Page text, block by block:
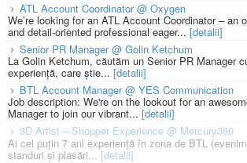
ATL Account Coordinator @ Oxygen
We’re looking for an ATL Account Coordinator – an
and detail-oriented professional eager... [detalii]
Senior PR Manager @ Golin Ketchum
La Golin Ketchum, căutăm un Senior PR Manager
experiență, care știe... [detalii]
BTL Account Manager @ YES Communication
Job description: We're on the lookout for an
Manager to join our vibrant... [detalii]
3D Artist – Shopper Experience @ Mercury360
Ai cel puțin 7 ani experiență în zona de BTL
standuri și plasări...[detalii]